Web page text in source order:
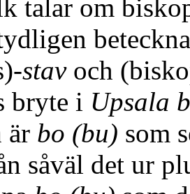
talar om
stavoch
bryte i Upsala
är bo (bu) som
såväl det ur